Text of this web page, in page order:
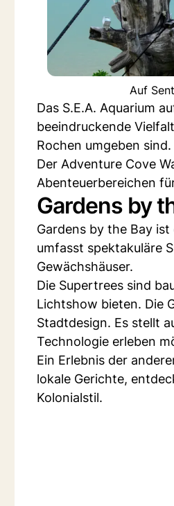
Auf
Das S.E.A. Aquarium
beeindruckende
Rochen umgeben sind.
Der Adventure Cove
Abenteuerbereichen
Gardens by
Gardens by the Bay
umfasst spektakuläre
Gewächshäuser.
Die Supertrees sind
Lichtshow bieten. Die
Stadtdesign. Es stellt
Technologie erleben
Ein Erlebnis der
lokale Gerichte,
Kolonialstil.